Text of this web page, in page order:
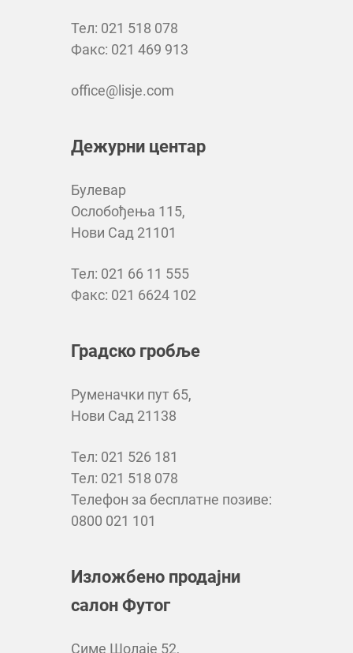
Тел: 021 518 078
Факс: 021 469 913
office@lisje.com
Дежурни центар
Булевар
Ослобођења 115,
Нови Сад 21101
Тел: 021 66 11 555
Факс: 021 6624 102
Градско гробље
Руменачки пут 65,
Нови Сад 21138
Тел: 021 526 181
Тел: 021 518 078
Телефон за бесплатне позиве:
0800 021 101
Изложбено продајни
салон Футог
Симе Шолаје 52,